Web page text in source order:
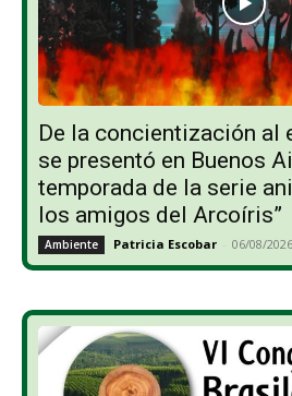
De la concientización al
se presentó en Buenos
temporada de la serie
los amigos del Arcoíris”
Ambiente Patricia Escobar - 06/08/2026